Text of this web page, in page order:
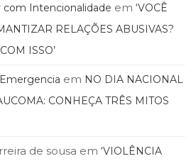
com Intencionalidade em ‘VOCÊ
RELAÇÕES ABUSIVAS?
ISSO’
em NO DIA NACIONAL
CONHEÇA TRÊS MITOS
de sousa em ‘VIOLÊNCIA